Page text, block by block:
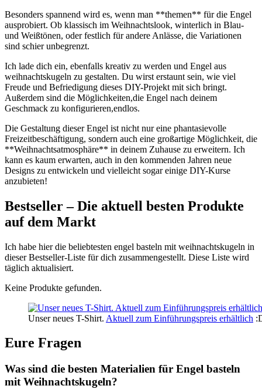
Besonders spannend wird es, wenn man **themen** für die Engel
ausprobiert. Ob‌ klassisch im⁣ Weihnachtslook, winterlich in ⁣Blau-
und⁣ Weißtönen, oder festlich für andere Anlässe, die Variationen
sind ​schier unbegrenzt.
Ich lade dich ein,⁣ ebenfalls kreativ zu werden und Engel aus
weihnachtskugeln zu ​gestalten. ​Du wirst erstaunt sein, wie viel
Freude und Befriedigung‍ dieses DIY-Projekt mit sich bringt.
Außerdem sind die Möglichkeiten,die Engel nach deinem
Geschmack zu konfigurieren,endlos.
Die Gestaltung dieser Engel ist nicht nur eine phantasievolle
Freizeitbeschäftigung, sondern ⁢auch eine großartige⁣ Möglichkeit, die
**Weihnachtsatmosphäre** in deinem Zuhause zu erweitern. Ich
kann es kaum‌ erwarten,​ auch in den kommenden Jahren neue
Designs zu⁣ entwickeln ⁢und⁢ vielleicht sogar einige DIY-Kurse
anzubieten!
Bestseller – Die aktuell besten Produkte
auf dem Markt
Ich habe hier die ⁣beliebtesten engel basteln mit weihnachtskugeln in
dieser Bestseller-Liste für dich zusammengestellt. Diese Liste wird
täglich aktualisiert.
Keine Produkte gefunden.
Unser neues T-Shirt. Aktuell zum Einführungspreis erhältlich
Eure Fragen
Was sind die besten Materialien für⁤ Engel basteln​
mit Weihnachtskugeln?